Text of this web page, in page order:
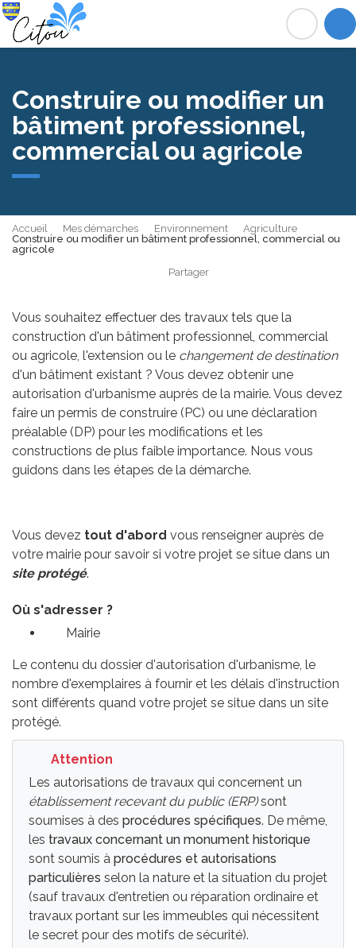
Construire ou modifier un
bâtiment professionnel,
commercial ou agricole
Accueil Mes démarches Environnement
Agriculture
Construire ou modifier un bâtiment professionnel, commercial ou
agricole
Partager
Vous souhaitez effectuer des travaux tels que la
construction d'un bâtiment professionnel, commercial
ou agricole, l'extension ou le changement de destination
d'un bâtiment existant ? Vous devez obtenir une
autorisation d'urbanisme auprès de la mairie. Vous devez
faire un permis de construire (PC) ou une déclaration
préalable (DP) pour les modifications et les
constructions de plus faible importance. Nous vous
guidons dans les étapes de la démarche.
Vous devez tout d'abord vous renseigner auprès de
votre mairie pour savoir si votre projet se situe dans un
site protégé.
Où s'adresser ?
Mairie
Le contenu du dossier d'autorisation d'urbanisme, le
nombre d'exemplaires à fournir et les délais d'instruction
sont différents quand votre projet se situe dans un site
protégé.
Attention
Les autorisations de travaux qui concernent un
établissement recevant du public (ERP)sont
soumises à des procédures spécifiques. De même,
les travaux concernant un monument historique
sont soumis à procédures et autorisations
particulières selon la nature et la situation du projet
(sauf travaux d'entretien ou réparation ordinaire et
travaux portant sur les immeubles qui nécessitent
le secret pour des motifs de sécurité).